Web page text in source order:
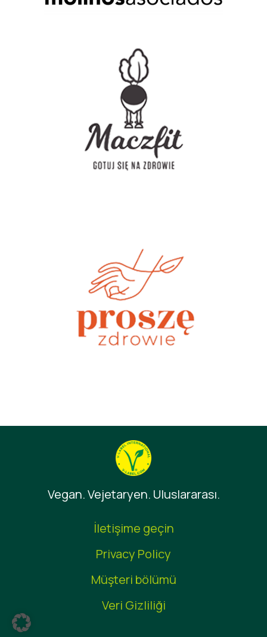
Vegan. Vejetaryen. Uluslararası.
İletişime geçin
Privacy Policy
Müşteri bölümü
Veri Gizliliği